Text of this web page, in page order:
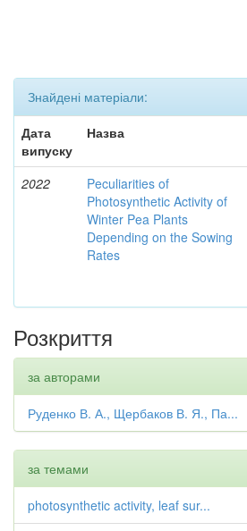
Знайдені матеріали:
Дата
випуску
Назва
2022
Peculiarities of
Photosynthetic Activity of
Winter Pea Plants
Depending on the Sowing
Rates
Розкриття
за авторами
Руденко В. А., Щербаков В. Я., Па...
за темами
photosynthetic activity, leaf sur...